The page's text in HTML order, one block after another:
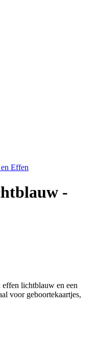
-
lichtblauw en een
voor geboortekaartjes,